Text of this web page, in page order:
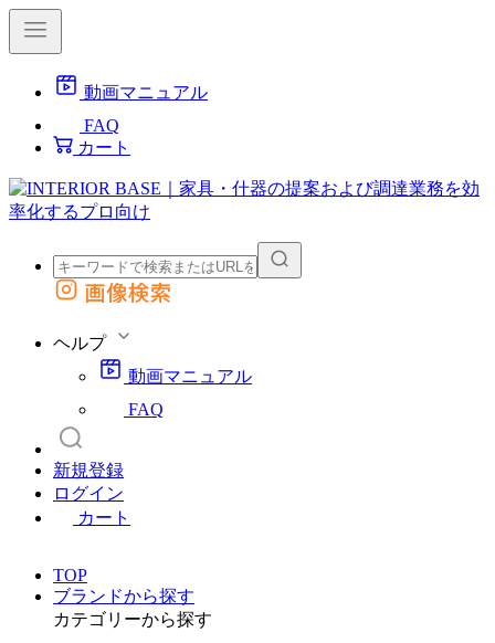
動画マニュアル
FAQ
カート
外部サイトの商品をカートに追加
画像検索
ヘルプ
動画マニュアル
FAQ
新規登録
ログイン
カート
TOP
ブランドから探す
カテゴリーから探す